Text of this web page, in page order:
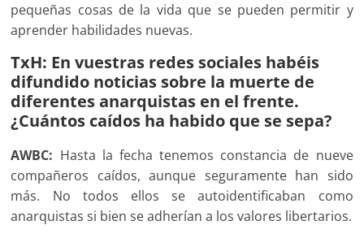
pequeñas cosas de la vida que se pueden permitir y
aprender habilidades nuevas.
TxH: En vuestras redes sociales habéis
difundido noticias sobre la muerte de
diferentes anarquistas en el frente.
¿Cuántos caídos ha habido que se sepa?
AWBC: Hasta la fecha tenemos constancia de nueve
compañeros caídos, aunque seguramente han sido
más. No todos ellos se autoidentificaban como
anarquistas si bien se adherían a los valores libertarios.